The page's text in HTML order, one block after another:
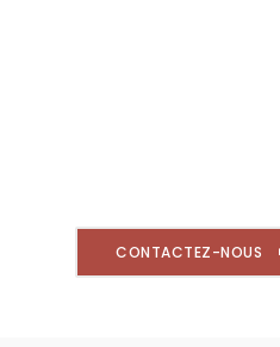
CONTACTEZ-NOUS